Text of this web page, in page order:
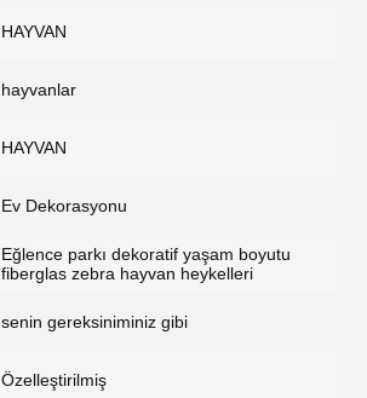
HAYVAN
hayvanlar
HAYVAN
Ev Dekorasyonu
Eğlence parkı dekoratif yaşam boyutu
fiberglas zebra hayvan heykelleri
senin gereksiniminiz gibi
Özelleştirilmiş